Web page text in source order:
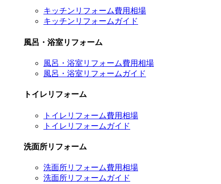
キッチンリフォーム費用相場
キッチンリフォームガイド
風呂・浴室リフォーム
風呂・浴室リフォーム費用相場
風呂・浴室リフォームガイド
トイレリフォーム
トイレリフォーム費用相場
トイレリフォームガイド
洗面所リフォーム
洗面所リフォーム費用相場
洗面所リフォームガイド